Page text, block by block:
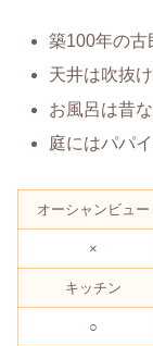
築100年の古
天井は吹抜
お風呂は昔
庭にはパパ
オーシャンビュー
×
キッチン
○